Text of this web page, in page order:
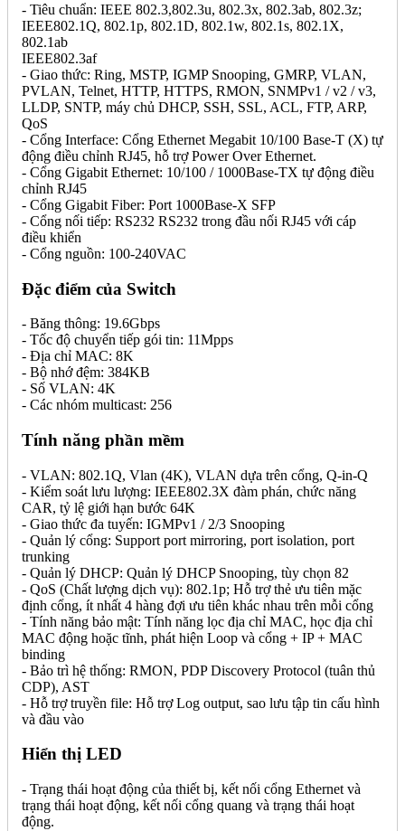
- Tiêu chuẩn: IEEE 802.3,802.3u, 802.3x, 802.3ab, 802.3z;
IEEE802.1Q, 802.1p, 802.1D, 802.1w, 802.1s, 802.1X,
802.1ab
IEEE802.3af
- Giao thức: Ring, MSTP, IGMP Snooping, GMRP, VLAN,
PVLAN, Telnet, HTTP, HTTPS, RMON, SNMPv1 / v2 / v3,
LLDP, SNTP, máy chủ DHCP, SSH, SSL, ACL, FTP, ARP,
QoS
- Cổng Interface: Cổng Ethernet Megabit 10/100 Base-T (X) tự
động điều chỉnh RJ45, hỗ trợ Power Over Ethernet.
- Cổng Gigabit Ethernet: 10/100 / 1000Base-TX tự động điều
chỉnh RJ45
- Cổng Gigabit Fiber: Port 1000Base-X SFP
- Cổng nối tiếp: RS232 RS232 trong đầu nối RJ45 với cáp
điều khiển
- Cổng nguồn: 100-240VAC
Đặc điểm của Switch
- Băng thông: 19.6Gbps
- Tốc độ chuyển tiếp gói tin: 11Mpps
- Địa chỉ MAC: 8K
- Bộ nhớ đệm: 384KB
- Số VLAN: 4K
- Các nhóm multicast: 256
Tính năng phần mềm
- VLAN: 802.1Q, Vlan (4K), VLAN dựa trên cổng, Q-in-Q
- Kiểm soát lưu lượng: IEEE802.3X đàm phán, chức năng
CAR, tỷ lệ giới hạn bước 64K
- Giao thức đa tuyến: IGMPv1 / 2/3 Snooping
- Quản lý cổng: Support port mirroring, port isolation, port
trunking
- Quản lý DHCP: Quản lý DHCP Snooping, tùy chọn 82
- QoS (Chất lượng dịch vụ): 802.1p; Hỗ trợ thẻ ưu tiên mặc
định cổng, ít nhất 4 hàng đợi ưu tiên khác nhau trên mỗi cổng
- Tính năng bảo mật: Tính năng lọc địa chỉ MAC, học địa chỉ
MAC động hoặc tĩnh, phát hiện Loop và cổng + IP + MAC
binding
- Bảo trì hệ thống: RMON, PDP Discovery Protocol (tuân thủ
CDP), AST
- Hỗ trợ truyền file: Hỗ trợ Log output, sao lưu tập tin cấu hình
và đầu vào
Hiển thị LED
- Trạng thái hoạt động của thiết bị, kết nối cổng Ethernet và
trạng thái hoạt động, kết nối cổng quang và trạng thái hoạt
động.